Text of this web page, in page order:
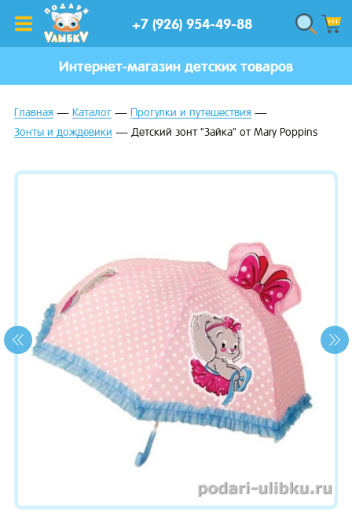
+7 (926) 954-49-88
Интернет-магазин детских товаров
Главная Каталог
Прогулки и путешествия
Зонты и дождевики
Детский зонт "Зайка" от Mary Poppins